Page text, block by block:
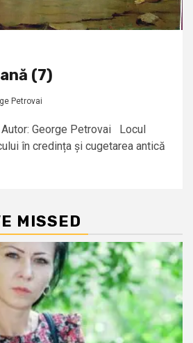
(7)
Petrovai
George Petrovai Locul
în credința și cugetarea antică
MISSED